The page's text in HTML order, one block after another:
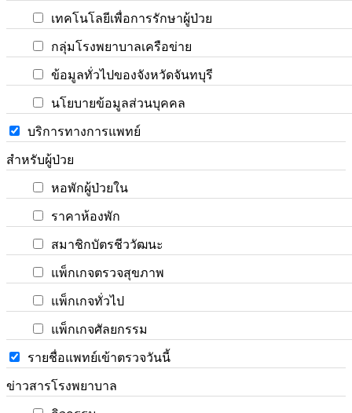
เทคโนโลยีเพื่อการรักษาผู้ป่วย
กลุ่มโรงพยาบาลเครือข่าย
ข้อมูลทั่วไปของจังหวัดจันทบุรี
นโยบายข้อมูลส่วนบุคคล
บริการทางการแพทย์
สำหรับผู้ป่วย
หอพักผู้ป่วยใน
ราคาห้องพัก
สมาชิกบัตรชีววัฒนะ
แพ็กเกจตรวจสุขภาพ
แพ็กเกจทั่วไป
แพ็กเกจศัลยกรรม
รายชื่อแพทย์เข้าตรวจวันนี้
ข่าวสารโรงพยาบาล